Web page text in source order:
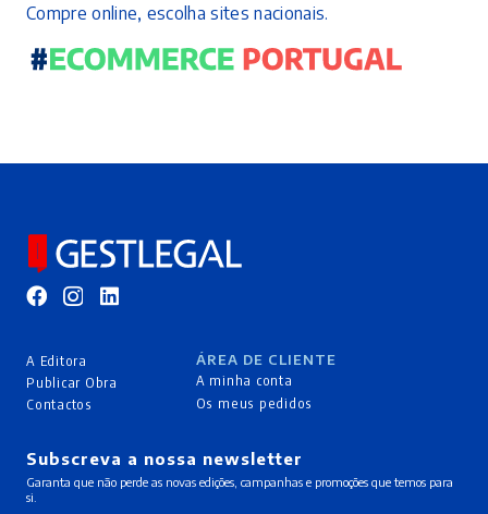
Compre online, escolha sites nacionais.
A Editora
Publicar Obra
Contactos
ÁREA DE CLIENTE
A minha conta
Os meus pedidos
Subscreva a nossa newsletter
Garanta que não perde as novas edições, campanhas e promoções que temos para
si.